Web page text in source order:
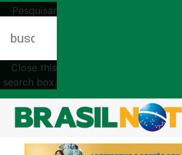
Pesquisar
Close this
search box.